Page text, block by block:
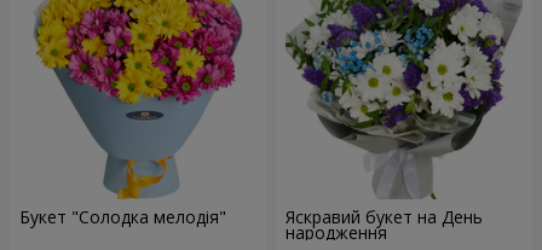
Букет "Солодка мелодія" Яскравий букет на День
народження